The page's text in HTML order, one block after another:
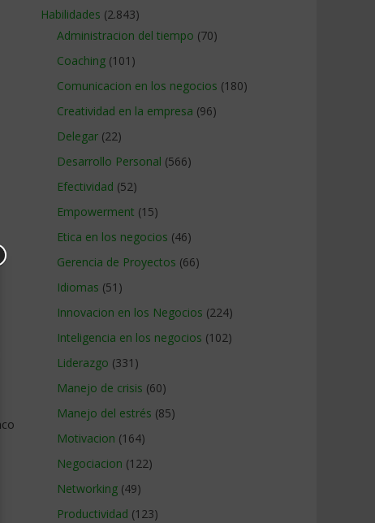
Habilidades (2.843)
Administracion del tiempo (70)
Coaching (101)
Comunicacion en los negocios (180)
Creatividad en la empresa (96)
Delegar (22)
Desarrollo Personal (566)
Efectividad (52)
Empowerment (15)
Etica en los negocios (46)
Gerencia de Proyectos (66)
Idiomas (51)
Innovacion en los Negocios (224)
Inteligencia en los negocios (102)
Liderazgo (331)
Manejo de crisis (60)
Manejo del estrés (85)
Motivacion (164)
Negociacion (122)
Networking (49)
Productividad (123)